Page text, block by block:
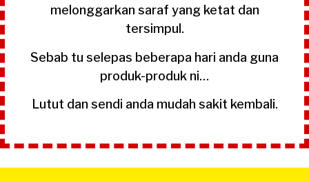
melonggarkan saraf yang ketat dan
tersimpul.
Sebab tu selepas beberapa hari anda guna
produk-produk ni…
Lutut dan sendi anda mudah sakit kembali.